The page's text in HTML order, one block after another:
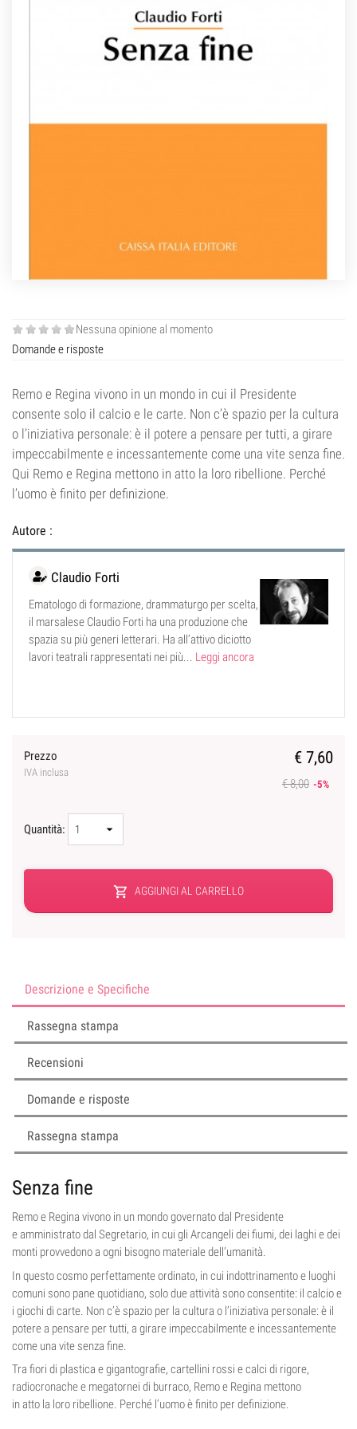
Nessuna opinione al momento
Domande e risposte
Remo e Regina vivono in un mondo in cui il Presidente
consente solo il calcio e le carte. Non c’è spazio per la cultura
o l’iniziativa personale: è il potere a pensare per tutti, a girare
impeccabilmente e incessantemente come una vite senza fine.
Qui Remo e Regina mettono in atto la loro ribellione. Perché
l’uomo è finito per definizione.
Autore :
Claudio Forti
Ematologo di formazione, drammaturgo per scelta,
il marsalese Claudio Forti ha una produzione che
spazia su più generi letterari. Ha all’attivo diciotto
lavori teatrali rappresentati nei più... Leggi ancora
Prezzo
IVA inclusa
€ 7,60
€ 8,00 -5%
Quantità:
shopping_cart AGGIUNGI AL CARRELLO
Descrizione e Specifiche
Rassegna stampa
Recensioni
Domande e risposte
Rassegna stampa
Senza fine
Remo e Regina vivono in un mondo governato dal Presidente
e amministrato dal Segretario, in cui gli Arcangeli dei fiumi, dei laghi e dei
monti provvedono a ogni bisogno materiale dell’umanità.
In questo cosmo perfettamente ordinato, in cui indottrinamento e luoghi
comuni sono pane quotidiano, solo due attività sono consentite: il calcio e
i giochi di carte. Non c’è spazio per la cultura o l’iniziativa personale: è il
potere a pensare per tutti, a girare impeccabilmente e incessantemente
come una vite senza fine.
Tra fiori di plastica e gigantografie, cartellini rossi e calci di rigore,
radiocronache e megatornei di burraco, Remo e Regina mettono
in atto la loro ribellione. Perché l’uomo è finito per definizione.